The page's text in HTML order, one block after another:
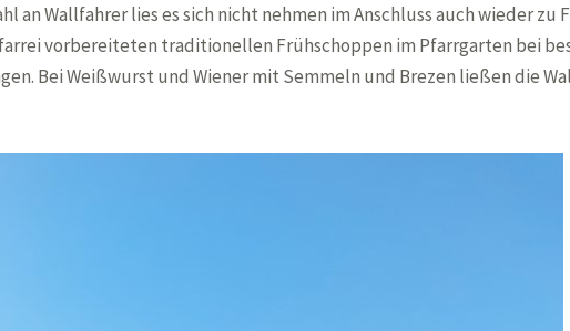
an Wallfahrer lies es sich nicht nehmen im Anschluss auch wieder zu
vorbereiteten traditionellen Frühschoppen im Pfarrgarten bei
Bei Weißwurst und Wiener mit Semmeln und Brezen ließen die